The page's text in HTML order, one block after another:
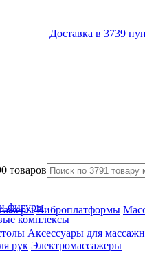
Доставка в 3739
товаров
Виброплатформы
Аксессуары для
рук Электромассажеры
фигуры
комплексы